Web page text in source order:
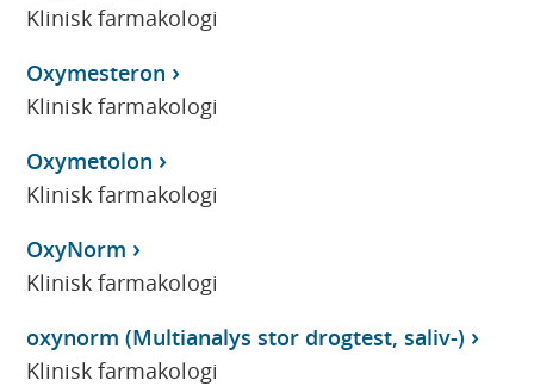
Klinisk farmakologi
Oxymesteron
Klinisk farmakologi
Oxymetolon
Klinisk farmakologi
OxyNorm
Klinisk farmakologi
oxynorm (Multianalys stor drogtest, saliv-)
Klinisk farmakologi